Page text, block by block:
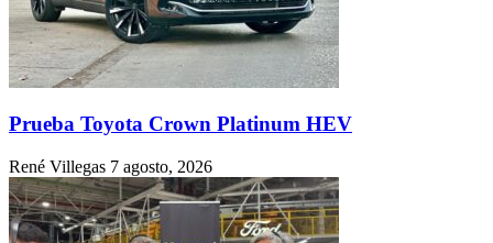
Prueba Toyota Crown Platinum HEV
René Villegas 7 agosto, 2026